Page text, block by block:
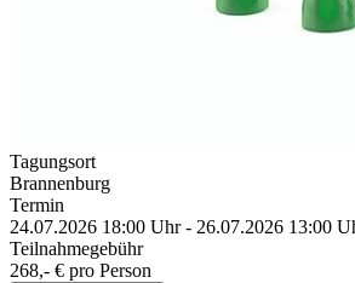
Tagungsort
Brannenburg
Termin
24.07.2026 18:00 Uhr - 26.07.2026 13:00
Teilnahmegebühr
268,- € pro Person